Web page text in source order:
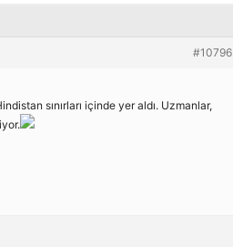
#10796
sınırları içinde yer aldı. Uzmanlar,